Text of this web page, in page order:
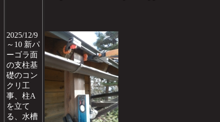
2025/12/9
～10 新パ
ーゴラ面
の支柱基
礎のコン
クリ工
事、柱A
を立て
る、水槽